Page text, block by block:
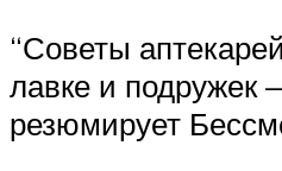
“Советы
лавке и подружек
резюмирует